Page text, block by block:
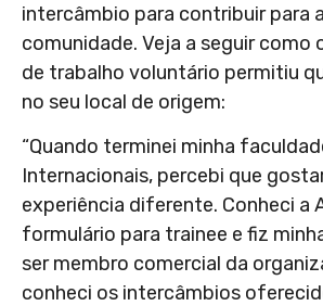
intercâmbio para contribuir para
comunidade. Veja a seguir como
de trabalho voluntário permitiu
no seu local de origem:
“Quando terminei minha
Internacionais, percebi que
experiência diferente. Conheci a
formulário para trainee e fiz
ser membro comercial da
conheci os intercâmbios